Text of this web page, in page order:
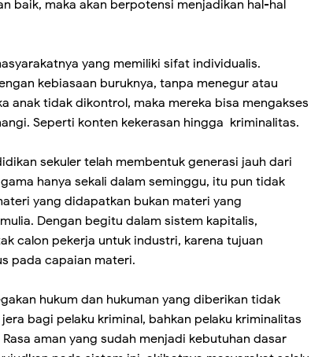
baik, maka akan berpotensi menjadikan hal-hal
yang memiliki sifat individualis.
kebiasaan buruknya, tanpa menegur atau
anak tidak dikontrol, maka mereka bisa mengakses
Seperti konten kekerasan hingga kriminalitas.
sekuler telah membentuk generasi jauh dari
hanya sekali dalam seminggu, itu pun tidak
yang didapatkan bukan materi yang
Dengan begitu dalam sistem kapitalis,
calon pekerja untuk industri, karena tujuan
pada capaian materi.
hukum dan hukuman yang diberikan tidak
bagi pelaku kriminal, bahkan pelaku kriminalitas
aman yang sudah menjadi kebutuhan dasar